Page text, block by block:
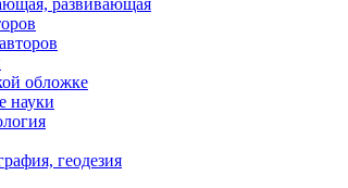
обложке
науки
геодезия